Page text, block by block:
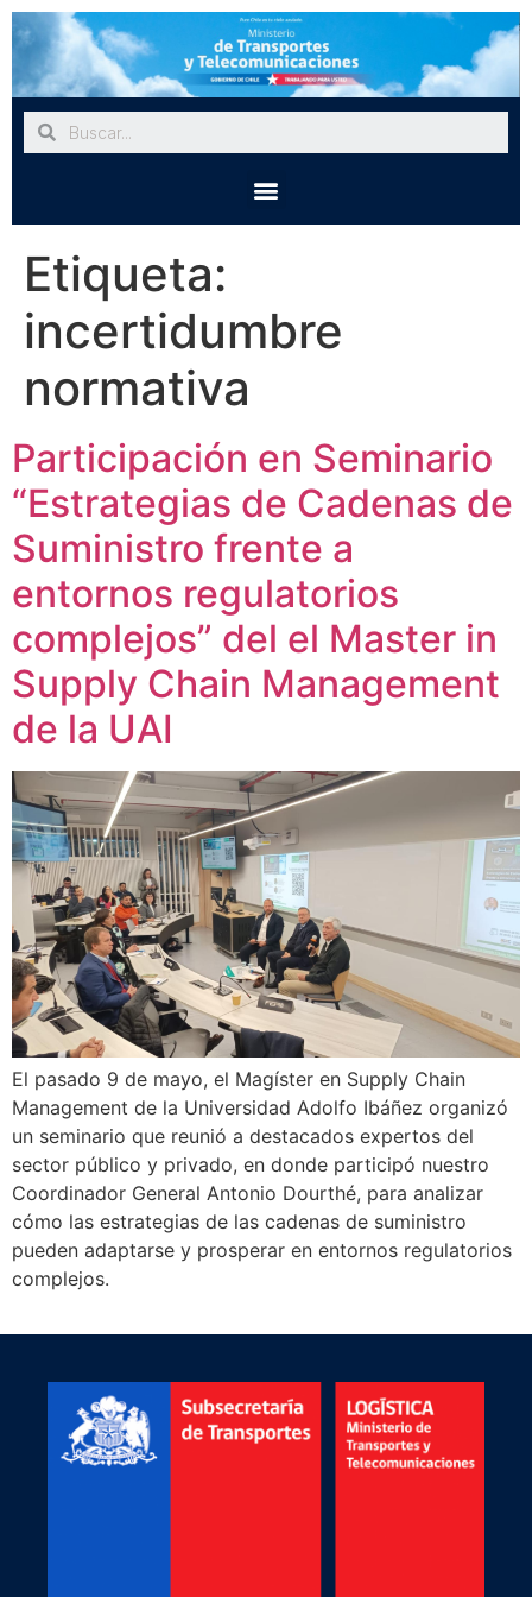
Etiqueta:
incertidumbre
normativa
Participación en Seminario
“Estrategias de Cadenas de
Suministro frente a
entornos regulatorios
complejos” del el Master in
Supply Chain Management
de la UAI
El pasado 9 de mayo, el Magíster en Supply Chain
Management de la Universidad Adolfo Ibáñez organizó
un seminario que reunió a destacados expertos del
sector público y privado, en donde participó nuestro
Coordinador General Antonio Dourthé, para analizar
cómo las estrategias de las cadenas de suministro
pueden adaptarse y prosperar en entornos regulatorios
complejos.